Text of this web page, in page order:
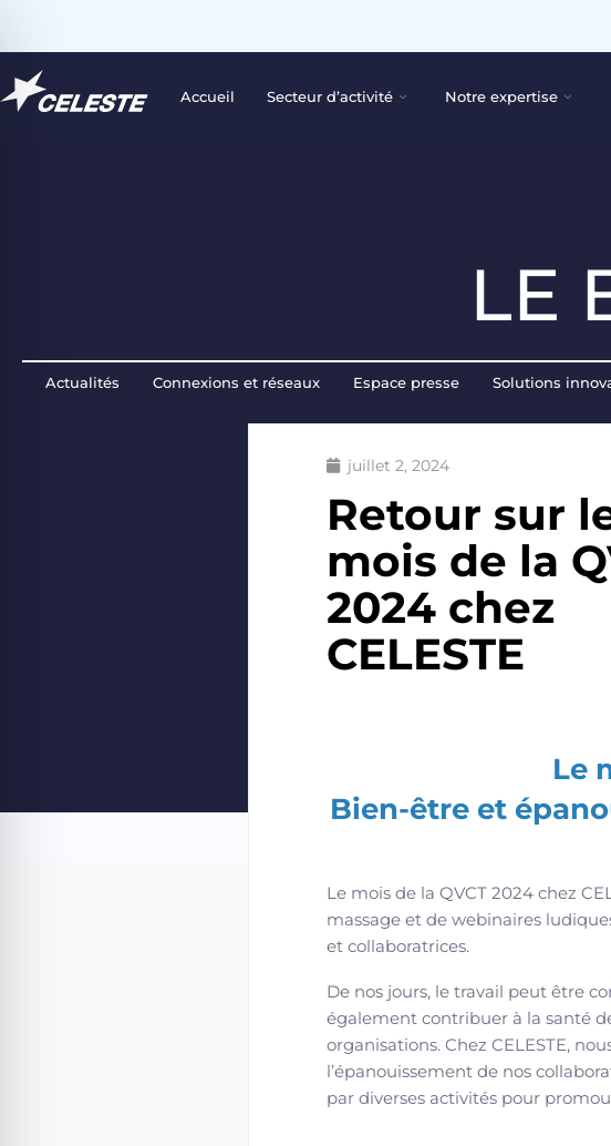
Accueil Secteur d’activité Notre expertise
LE
Actualités Connexions et réseaux Espace presse Solutions
juillet 2, 2024
Retour sur
mois de la
2024 chez
CELESTE
Le
Bien-être et
Le mois de la QVCT 2024 chez
massage et de webinaires
et collaboratrices.
De nos jours, le travail peut être
également contribuer à la santé
organisations. Chez CELESTE,
l’épanouissement de nos
par diverses activités pour